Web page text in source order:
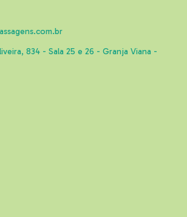
834 - Sala 25 e 26 - Granja Viana -